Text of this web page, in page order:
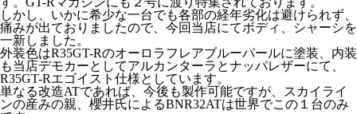
しかし、いかに希少な一台でも各部の経年劣化は避けられず、
痛みが出ておりましたので、今回当店にてボディ、シャーシを
一新しました。
外装色はR35GT-Rのオーロラフレアブルーパールに塗装、内装
も当店デモカーとしてアルカンターラとナッパレザーにて、
R35GT-Rエゴイスト仕様としています。
単なる改造ATであれば、今後も製作可能ですが、スカイライ
ンの産みの親、櫻井氏によるBNR32ATは世界でこの１台のみ